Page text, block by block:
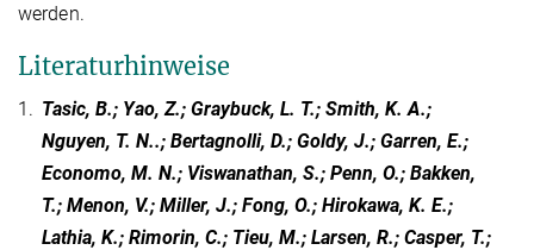
werden.
Literaturhinweise
1. Tasic, B.; Yao, Z.; Graybuck, L. T.; Smith, K. A.;
Nguyen, T. N..; Bertagnolli, D.; Goldy, J.; Garren, E.;
Economo, M. N.; Viswanathan, S.; Penn, O.; Bakken,
T.; Menon, V.; Miller, J.; Fong, O.; Hirokawa, K. E.;
Lathia, K.; Rimorin, C.; Tieu, M.; Larsen, R.; Casper, T.;